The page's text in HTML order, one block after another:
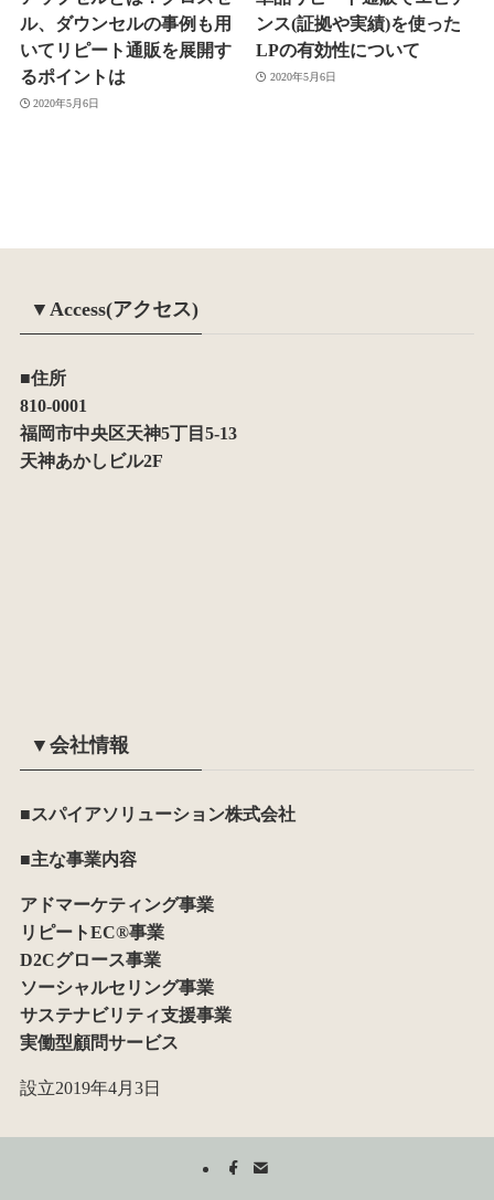
ル、ダウンセルの事例も用
いてリピート通販を展開す
るポイントは
2020年5月6日
ンス(証拠や実績)を使った
LPの有効性について
2020年5月6日
▼Access(アクセス)
■住所
810-0001
福岡市中央区天神5丁目5-13
天神あかしビル2F
▼会社情報
■スパイアソリューション株式会社
■主な事業内容
アドマーケティング事業
リピートEC®事業
D2Cグロース事業
ソーシャルセリング事業
サステナビリティ支援事業
実働型顧問サービス
設立2019年4月3日